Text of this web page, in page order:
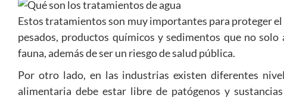
Estos tratamientos son muy importantes para proteger
pesados, productos químicos y sedimentos que no
fauna, además de ser un riesgo de salud pública.
Por otro lado, en las industrias existen diferentes
alimentaria debe estar libre de patógenos y